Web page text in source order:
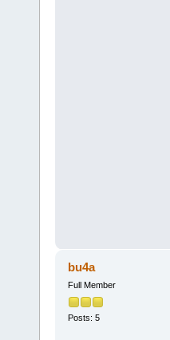
bu4a
Full Member
Posts: 5